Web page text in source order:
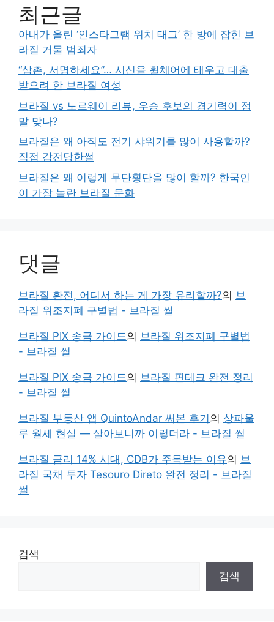
최근글
아내가 올린 ‘인스타그램 위치 태그’ 한 방에 잡힌 브
라질 거물 범죄자
“삼촌, 서명하세요”… 시신을 휠체어에 태우고 대출
받으려 한 브라질 여성
브라질 vs 노르웨이 리뷰, 우승 후보의 경기력이 정
말 맞나?
브라질은 왜 아직도 전기 샤워기를 많이 사용할까?
직접 감전당한썰
브라질은 왜 이렇게 무단횡단을 많이 할까? 한국인
이 가장 놀란 브라질 문화
댓글
브라질 환전, 어디서 하는 게 가장 유리할까?의 브
라질 위조지폐 구별법 - 브라질 썰
브라질 PIX 송금 가이드의 브라질 위조지폐 구별법
- 브라질 썰
브라질 PIX 송금 가이드의 브라질 핀테크 완전 정리
- 브라질 썰
브라질 부동산 앱 QuintoAndar 써본 후기의 상파울
루 월세 현실 — 살아보니까 이렇더라 - 브라질 썰
브라질 금리 14% 시대, CDB가 주목받는 이유의 브
라질 국채 투자 Tesouro Direto 완전 정리 - 브라질
썰
검색
검색